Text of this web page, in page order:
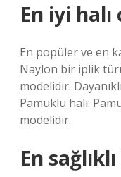
En iyi
En popüler ve en
Naylon bir iplik
modelidir.
Pamuklu halı:
modelidir.
En